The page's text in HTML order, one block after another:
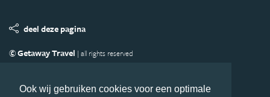
Ook wij gebruiken cookies voor een optimale
deel deze pagina
© Getaway Travel | all rights reserved
Copyright
Privacy statement Disclaimer
Cookies